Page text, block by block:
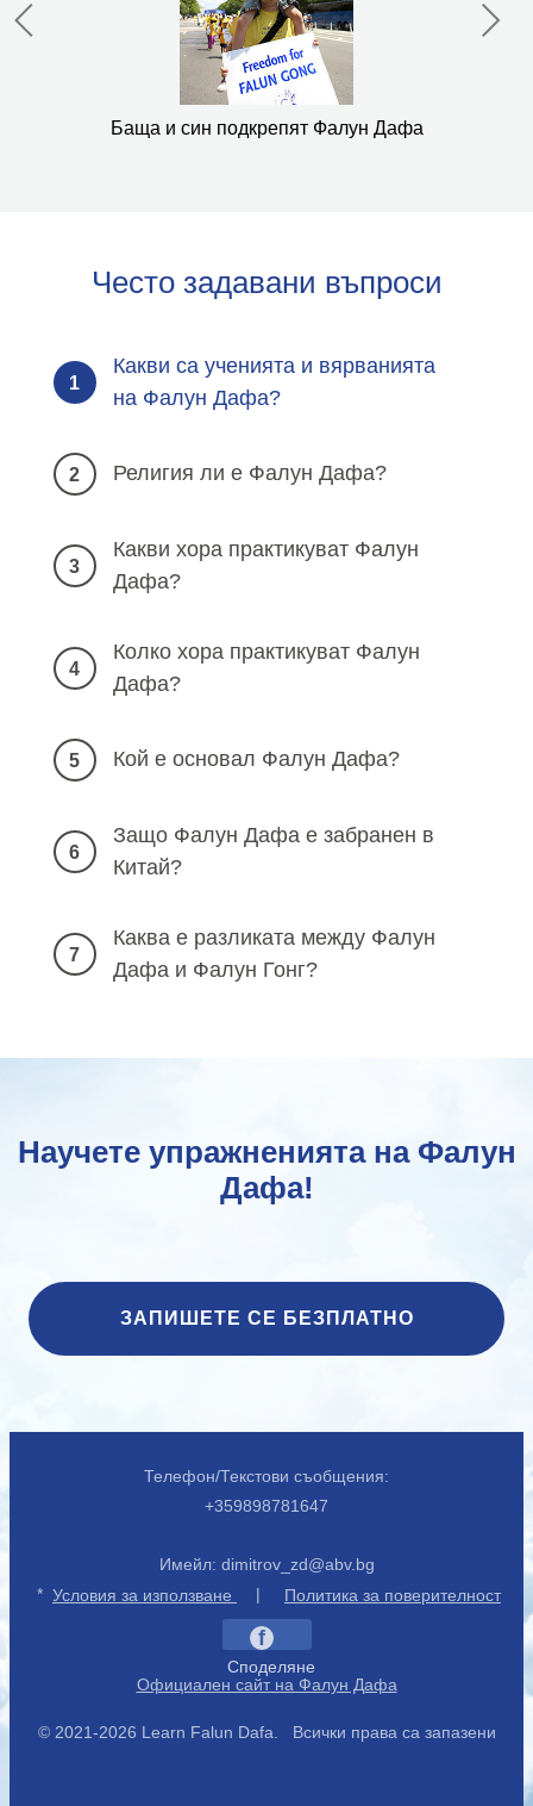
Баща и син подкрепят Фалун Дафа
Често задавани въпроси
1
Какви са ученията и вярванията
на Фалун Дафа?
2 Религия ли е Фалун Дафа?
3
Какви хора практикуват Фалун
Дафа?
4
Колко хора практикуват Фалун
Дафа?
5 Кой е основал Фалун Дафа?
6
Защо Фалун Дафа е забранен в
Китай?
7
Каква е разликата между Фалун
Дафа и Фалун Гонг?
Научете упражненията на Фалун
Дафа!
ЗАПИШЕТЕ СЕ БЕЗПЛАТНО
Телефон/Текстови съобщения:
+359898781647
Имейл: dimitrov_zd@abv.bg
* Условия за използване | Политика за поверителност
f
Споделяне
Официален сайт на Фалун Дафа
© 2021-2026 Learn Falun Dafa. Всички права са запазени